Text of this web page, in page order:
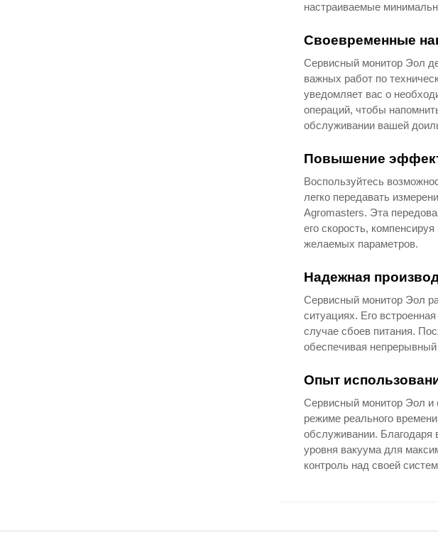
настраиваемые
Своевременные
Сервисный монитор Эол
важных работ по
уведомляет вас о
операций, чтобы
обслуживании вашей
Повышение
Воспользуйтесь
легко передавать
Agromasters. Эта
его скорость,
желаемых параметров.
Надежная
Сервисный монитор Эол
ситуациях. Его
случае сбоев питания.
обеспечивая
Опыт
Сервисный монитор Эол и
режиме реального
обслуживании. Благодаря
уровня вакуума для
контроль над своей